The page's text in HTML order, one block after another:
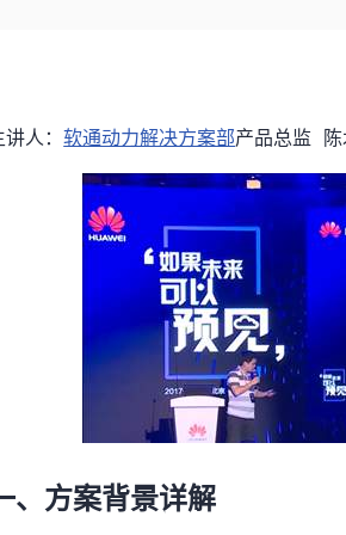
讲人：软通动力解决方案部产品总监 陈
、方案背景详解